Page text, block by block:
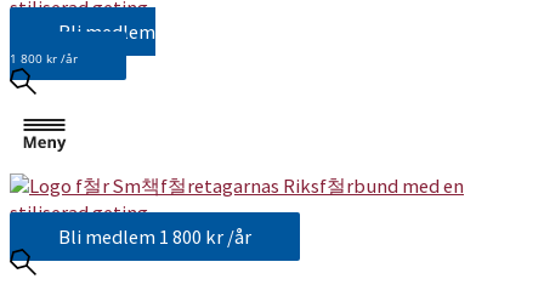
Bli medlem
1 800 kr /år
Bli medlem 1 800 kr /år